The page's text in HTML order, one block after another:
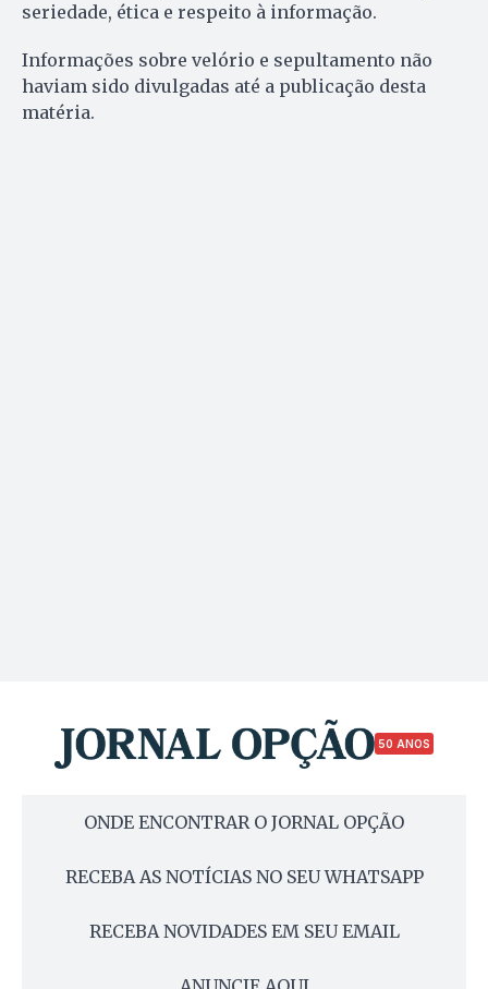
seriedade, ética e respeito à informação.
Informações sobre velório e sepultamento não
haviam sido divulgadas até a publicação desta
matéria.
50 ANOS
ONDE ENCONTRAR O JORNAL OPÇÃO
RECEBA AS NOTÍCIAS NO SEU WHATSAPP
RECEBA NOVIDADES EM SEU EMAIL